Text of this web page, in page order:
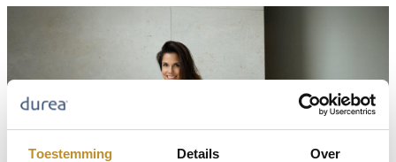
Toestemming Details Over